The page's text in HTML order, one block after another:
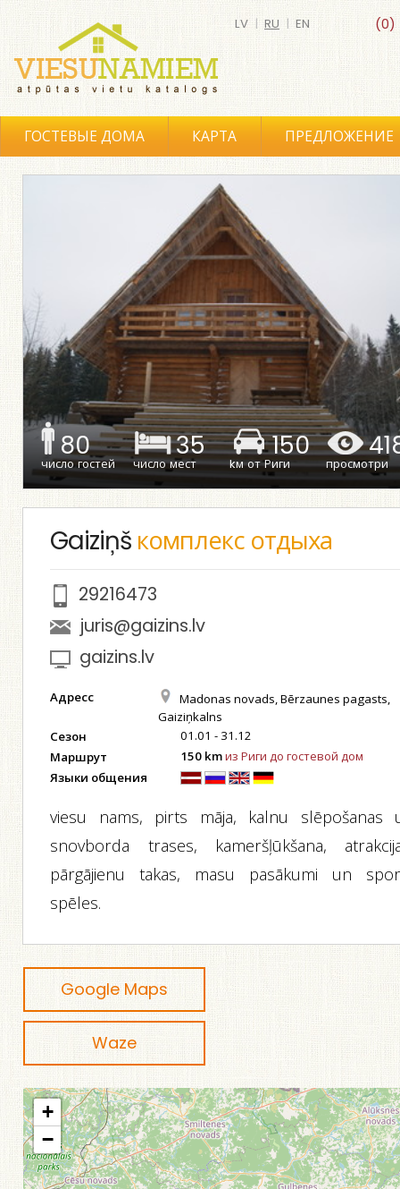
(0)
LV | RU | EN
ГОСТЕВЫЕ ДОМА КАРТА ПРЕДЛОЖЕНИЕ
80
число гостей
35
число мест
150
kм от Риги просмотри
Gaiziņš комплекс отдыха
29216473
juris@gaizins.lv
gaizins.lv
Адресс
Madonas novads, Bērzaunes pagasts,
Gaiziņkalns
Сезон 01.01 - 31.12
Маршрут 150 kmиз Риги до гостевой дом
Языки общения
viesu nams, pirts māja, kalnu slēpošanas
snovborda trases, kameršļūkšana,
pārgājienu takas, masu pasākumi un
spēles.
Google Maps
Waze
+
−